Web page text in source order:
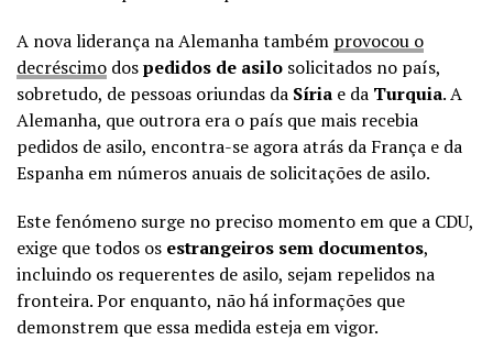
A nova liderança na Alemanha também provocou o
decréscimo dospedidos de asilo solicitados no país,
sobretudo, de pessoas oriundas da Síria e da Turquia. A
Alemanha, que outrora era o país que mais recebia
pedidos de asilo, encontra-se agora atrás da França e da
Espanha em números anuais de solicitações de asilo.
Este fenómeno surge no preciso momento em que a CDU,
exige que todos os estrangeiros sem documentos,
incluindo os requerentes de asilo, sejam repelidos na
fronteira. Por enquanto, não há informações que
demonstrem que essa medida esteja em vigor.